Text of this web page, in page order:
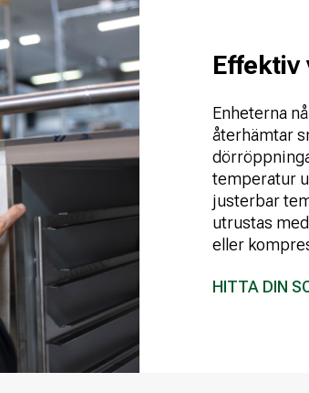
Enheterna
återhämtar
temperatur
justerbar
utrustas
eller
HITTA DIN